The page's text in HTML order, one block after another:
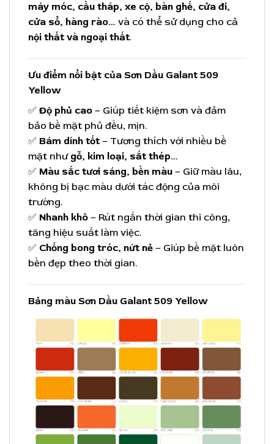
máy móc, cầu tháp, xe cộ, bàn ghế, cửa đi,
cửa sổ, hàng rào… và có thể sử dụng cho cả
nội thất và ngoại thất.
Ưu điểm nổi bật của Sơn Dầu Galant 509
Yellow
✅Độ phủ cao – Giúp tiết kiệm sơn và đảm
bảo bề mặt phủ đều, mịn.
✅ Bám dính tốt – Tương thích với nhiều bề
mặt như gỗ, kim loại, sắt thép…
✅ Màu sắc tươi sáng, bền màu – Giữ màu lâu,
không bị bạc màu dưới tác động của môi
trường.
✅ Nhanh khô – Rút ngắn thời gian thi công,
tăng hiệu suất làm việc.
✅ Chống bong tróc, nứt nẻ – Giúp bề mặt luôn
bền đẹp theo thời gian.
Bảng màu Sơn Dầu Galant 509 Yellow